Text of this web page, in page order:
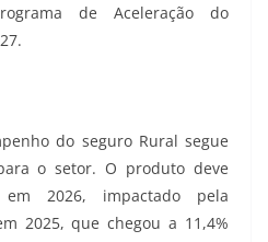
de Aceleração do
do seguro Rural segue
o setor. O produto deve
2026, impactado pela
2025, que chegou a 11,4%